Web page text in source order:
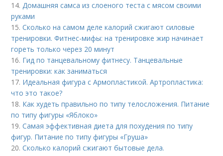
14.Домашняя самса из слоеного теста с мясом своими
руками
15.Сколько на самом деле калорий сжигают силовые
тренировки. Фитнес-мифы: на тренировке жир начинает
гореть только через 20 минут
16. Гид по танцевальному фитнесу. Танцевальные
тренировки: как заниматься
17. Идеальная фигура с Армопластикой. Артропластика:
что это такое?
18. Как худеть правильно по типу телосложения. Питание
по типу фигуры «Яблоко»
19.Самая эффективная диета для похудения по типу
фигур. Питание по типу фигуры «Груша»
20.Сколько калорий сжигают бытовые дела.